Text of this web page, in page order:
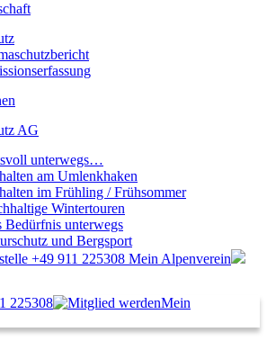
AG
unterwegs…
am Umlenkhaken
im Frühling / Frühsommer
Wintertouren
Bedürfnis unterwegs
und Bergsport
+49 911 225308 Mein Alpenverein
225308
Mein